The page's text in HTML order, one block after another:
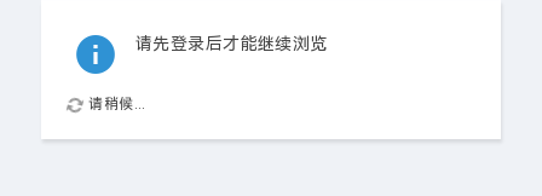
请先登录后才能继续浏览
请稍候...